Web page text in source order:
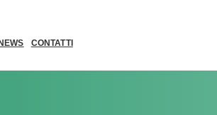
CONTATTI